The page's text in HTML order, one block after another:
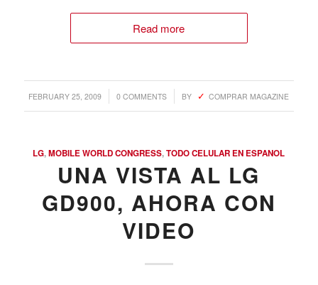
Read more
FEBRUARY 25, 2009
/ 0 COMMENTS
/ BY COMPRAR MAGAZINE
LG,MOBILE WORLD CONGRESS,TODO CELULAR EN ESPANOL
UNA VISTA AL LG
GD900, AHORA CON
VIDEO